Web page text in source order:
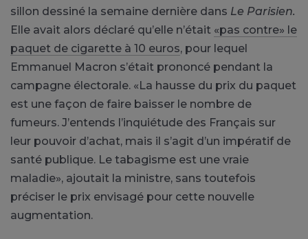
sillon dessiné la semaine dernière dans Le Parisien.
Elle avait alors déclaré qu’elle n’était «pas contre» le
paquet de cigarette à 10 euros, pour lequel
Emmanuel Macron s’était prononcé pendant la
campagne électorale. «La hausse du prix du paquet
est une façon de faire baisser le nombre de
fumeurs. J’entends l’inquiétude des Français sur
leur pouvoir d’achat, mais il s’agit d’un impératif de
santé publique. Le tabagisme est une vraie
maladie», ajoutait la ministre, sans toutefois
préciser le prix envisagé pour cette nouvelle
augmentation.